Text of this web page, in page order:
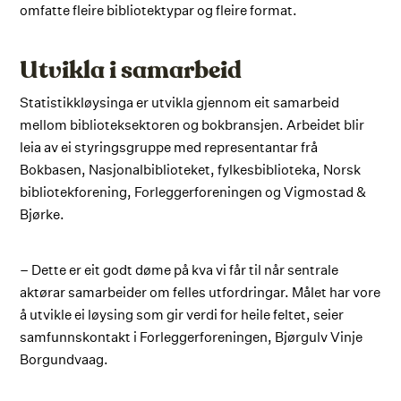
omfatte fleire bibliotektypar og fleire format.
Utvikla i samarbeid
Statistikkløysinga er utvikla gjennom eit samarbeid
mellom biblioteksektoren og bokbransjen. Arbeidet blir
leia av ei styringsgruppe med representantar frå
Bokbasen, Nasjonalbiblioteket, fylkesbiblioteka, Norsk
bibliotekforening, Forleggerforeningen og Vigmostad &
Bjørke.
– Dette er eit godt døme på kva vi får til når sentrale
aktørar samarbeider om felles utfordringar. Målet har vore
å utvikle ei løysing som gir verdi for heile feltet, seier
samfunnskontakt i Forleggerforeningen, Bjørgulv Vinje
Borgundvaag.